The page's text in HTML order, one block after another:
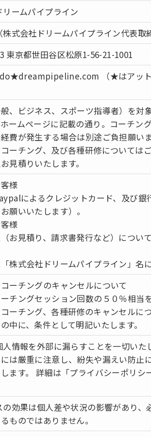
ームパイプライン
式会社ドリームパイプライン代表取
東京都世田谷区松原1-56-21-1001
（★はアット
般、ビジネス、スポーツ指導者）を対
ームページに記載の通り。コーチン
費が発生する場合は別途ご負担願いま
コーチング、及び各種研修については
見積りいたします。
様
によるクレジットカード、及び銀
願いいたします）。
様
お見積り、請求書発行など）につい
株式会社ドリームパイプライン」名
ーチングのキャンセルについて
チングセッション回数の５０％相当
ーチング、各種研修のキャンセルに
中に、条件として明記いたします。
人情報を外部に漏らすことを一切いた
は厳重に注意し、紛失や漏えい防止
ます。 詳細は「プライバシーポリシ
効果は個人差や状況の影響があり、
ものではありません。